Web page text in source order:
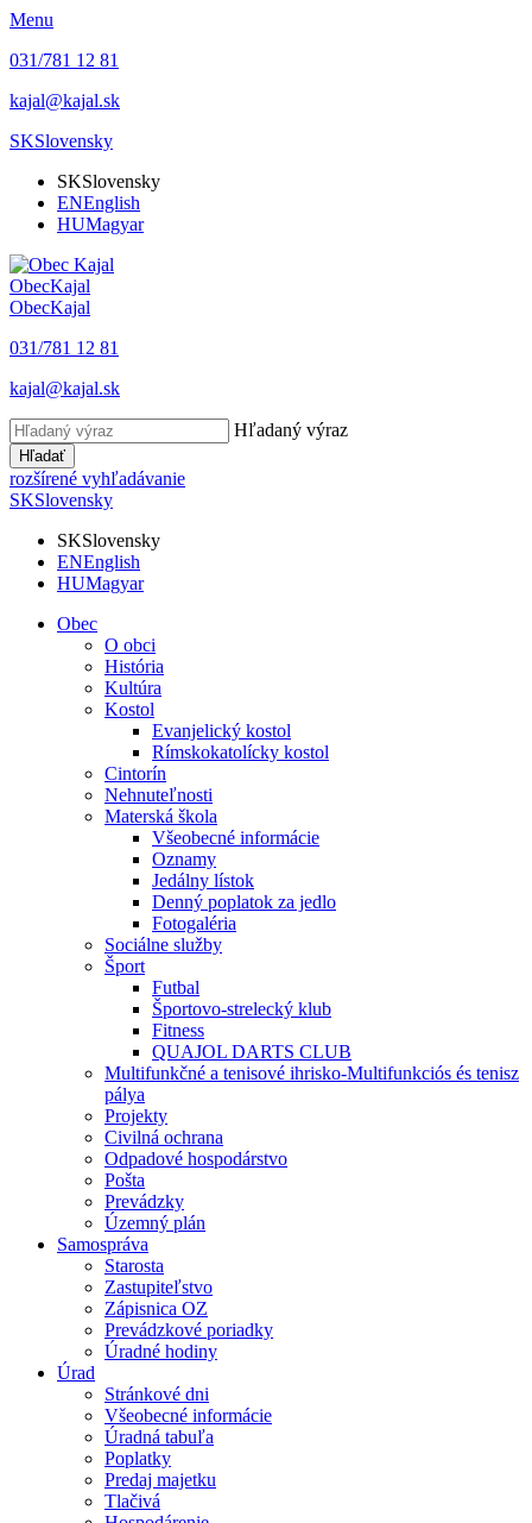
Menu
031/781 12 81
kajal@kajal.sk
SKSlovensky
SKSlovensky
ENEnglish
HUMagyar
ObecKajal
ObecKajal
031/781 12 81
kajal@kajal.sk
Hľadaný výraz
Hľadať
rozšírené vyhľadávanie
SKSlovensky
SKSlovensky
ENEnglish
HUMagyar
Obec
O obci
História
Kultúra
Kostol
Evanjelický kostol
Rímskokatolícky kostol
Cintorín
Nehnuteľnosti
Materská škola
Všeobecné informácie
Oznamy
Jedálny lístok
Denný poplatok za jedlo
Fotogaléria
Sociálne služby
Šport
Futbal
Športovo-strelecký klub
Fitness
QUAJOL DARTS CLUB
Multifunkčné a tenisové ihrisko-Multifunkciós és tenisz
pálya
Projekty
Civilná ochrana
Odpadové hospodárstvo
Pošta
Prevádzky
Územný plán
Samospráva
Starosta
Zastupiteľstvo
Zápisnica OZ
Prevádzkové poriadky
Úradné hodiny
Úrad
Stránkové dni
Všeobecné informácie
Úradná tabuľa
Poplatky
Predaj majetku
Tlačivá